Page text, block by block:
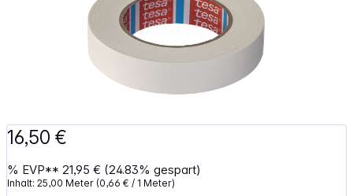
16,50 €
% EVP** 21,95 € (24.83% gespart)
Inhalt:25,00 Meter (0,66 € / 1 Meter)